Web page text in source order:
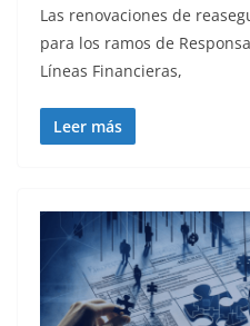
Las renovaciones de
para los ramos de
Líneas Financieras,
Leer más